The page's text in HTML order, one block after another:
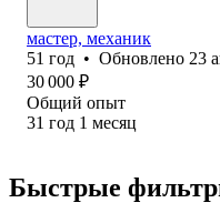
мастер, механик
51 год • Обновлено 23
30 000 ₽
Общий опыт
31 год 1 месяц
Быстрые